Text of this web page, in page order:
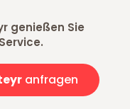
genießen Sie
anfragen